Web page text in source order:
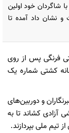
شاگردان خود اولین
نشان داد آمده تا
فرنگی پس از روی
کشتی شماره یک
و دوربین‌های
آزادی کشاند تا به